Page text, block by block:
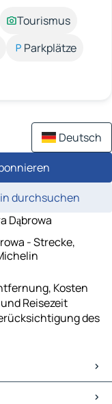
Tourismus
Parkplätze
Deutsch
durchsuchen
Dąbrowa
- Strecke,
Kosten
Reisezeit
des